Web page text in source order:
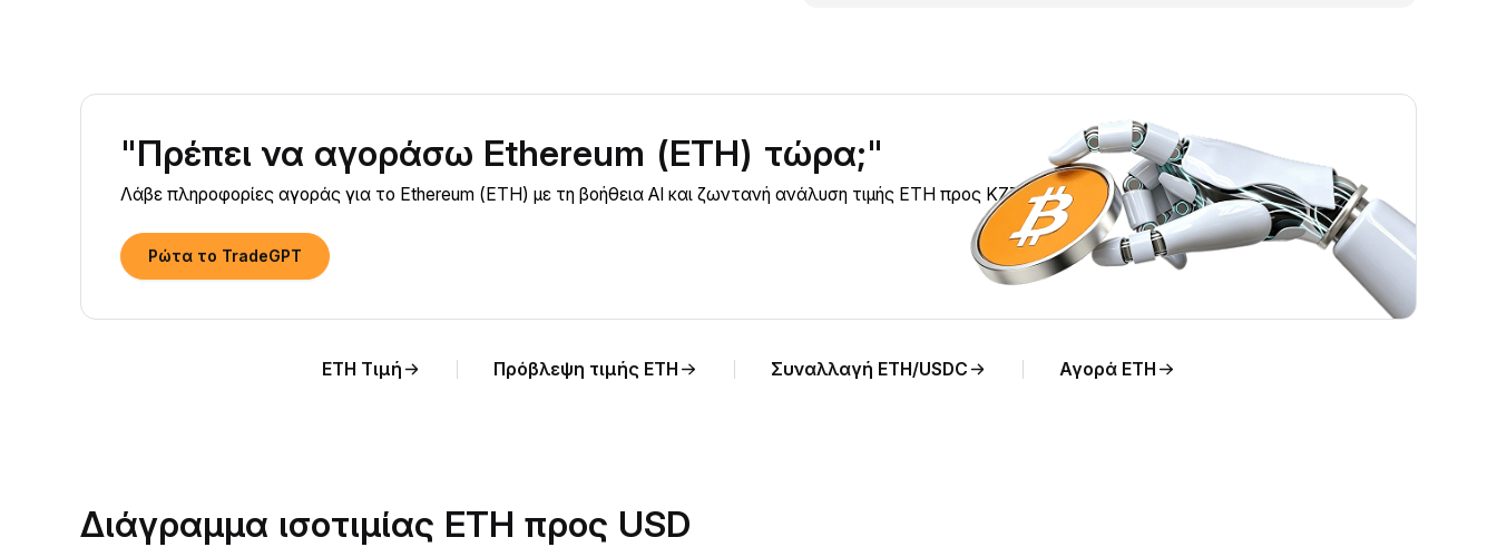
"Πρέπει να αγοράσω Ethereum (ETH) τώρα;"
Λάβε πληροφορίες αγοράς για το Ethereum (ETH) με τη βοήθεια AI και ζωντανή ανάλυση τιμής ETH προς KZT.
Ρώτα το TradeGPT
ETH Τιμή Πρόβλεψη τιμής ETH Συναλλαγή ETH/USDC Αγορά ETH
Διάγραμμα ισοτιμίας ETH προς USD